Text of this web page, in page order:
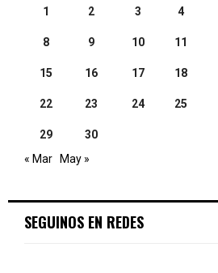
1 2 3 4
8 9 10 11
15 16 17 18
22 23 24 25
29
30
« Mar
May »
SEGUINOS EN REDES